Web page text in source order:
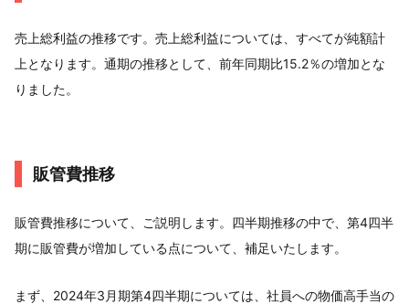
売上総利益の推移です。売上総利益については、すべてが純額計
上となります。通期の推移として、前年同期比15.2％の増加とな
りました。
販管費推移
販管費推移について、ご説明します。四半期推移の中で、第4四半
期に販管費が増加している点について、補足いたします。
まず、2024年3月期第4四半期については、社員への物価高手当の